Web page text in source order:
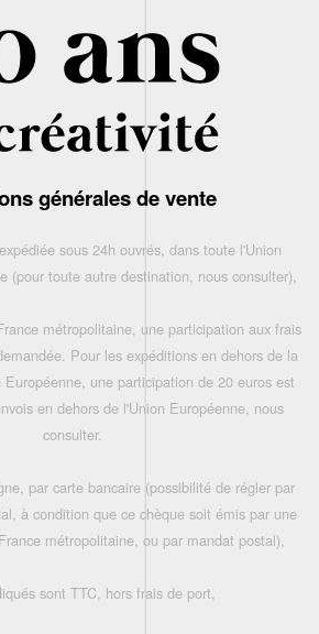
générales de vente
sous 24h ouvrés, dans toute l'Union
(pour toute autre destination, nous consulter),
métropolitaine, une participation aux frais
Pour les expéditions en dehors de la
une participation de 20 euros est
en dehors de l'Union Européenne, nous
consulter.
par carte bancaire (possibilité de régler par
à condition que ce chèque soit émis par une
métropolitaine, ou par mandat postal),
sont TTC, hors frais de port,